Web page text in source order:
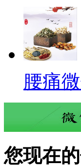
腰痛
您现在